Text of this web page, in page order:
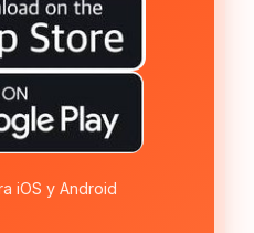
iOS y Android